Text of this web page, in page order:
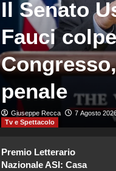
Il Senato
Fauci
penale
Giuseppe Recca 7 Agosto
Tv e Spettacolo
Premio Letterario
Nazionale ASI: Casa